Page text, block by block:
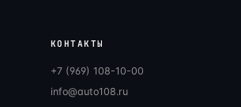
КОНТАКТЫ
+7 (969) 108-10-00
info@auto108.ru